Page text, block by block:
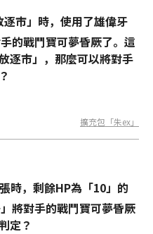
市」時，使用了雄偉牙
的戰鬥寶可夢昏厥了。這
逐市」，那麼可以將對手
擴充包「朱ex」
時，剩餘HP為「10」的
將對手的戰鬥寶可夢昏厥
定？